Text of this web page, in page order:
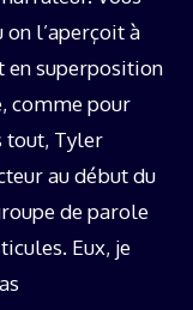
on l’aperçoit à
en superposition
comme pour
tout, Tyler
au début du
de parole
Eux, je